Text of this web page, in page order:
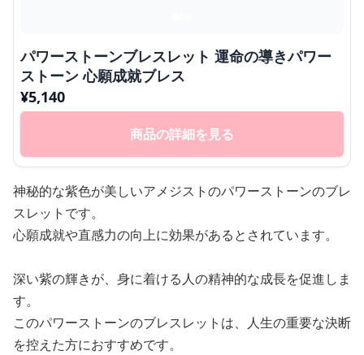
パワーストーンブレスレット 運命の導きパワー
ストーン 心願成就ブレス
¥5,140
商品の詳細を見る
神秘的な紫色が美しいアメジストのパワーストーンのブレ
スレットです。
心願成就や直感力の向上に効果があるとされています。
深い紫の輝きが、身に着ける人の精神的な成長を促進しま
す。
このパワーストーンのブレスレットは、人生の重要な決断
を控えた方におすすめです。